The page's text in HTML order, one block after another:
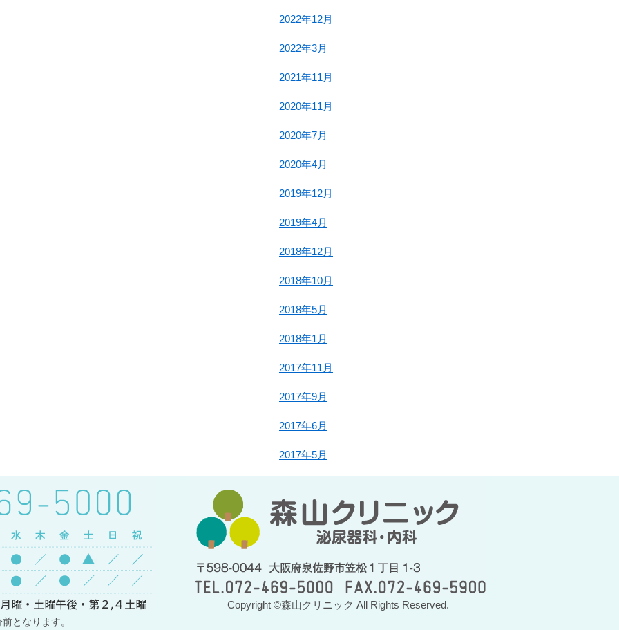
2022年12月
2022年3月
2021年11月
2020年11月
2020年7月
2020年4月
2019年12月
2019年4月
2018年12月
2018年10月
2018年5月
2018年1月
2017年11月
2017年9月
2017年6月
2017年5月
となります。
Copyright ©森山クリニック All Rights Reserved.